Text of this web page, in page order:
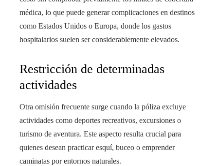
médica, lo que puede generar complicaciones en destinos
como Estados Unidos o Europa, donde los gastos
hospitalarios suelen ser considerablemente elevados.
Restricción de determinadas
actividades
Otra omisión frecuente surge cuando la póliza excluye
actividades como deportes recreativos, excursiones o
turismo de aventura. Este aspecto resulta crucial para
quienes desean practicar esquí, buceo o emprender
caminatas por entornos naturales.